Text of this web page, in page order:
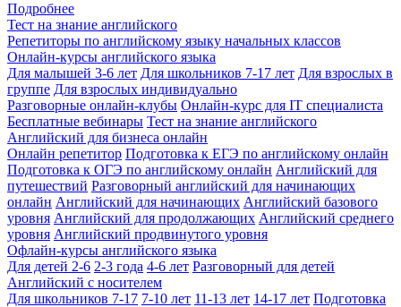
Подробнее
Тест на знание английского
Репетиторы по английскому языку начальных классов
Онлайн-курсы английского языка
Для малышей 3-6 лет Для школьников 7-17 лет Для взрослых в
группе Для взрослых индивидуально
Разговорные онлайн-клубы Онлайн-курс для IT специалиста
Бесплатные вебинары Тест на знание английского
Английский для бизнеса онлайн
Онлайн репетитор Подготовка к ЕГЭ по английскому онлайн
Подготовка к ОГЭ по английскому онлайн Английский для
путешествий Разговорный английский для начинающих
онлайн Английский для начинающих Английский базового
уровня Английский для продолжающих Английский среднего
уровня Английский продвинутого уровня
Офлайн-курсы английского языка
Для детей 2-6 2-3 года 4-6 лет Разговорный для детей
Английский с носителем
Для школьников 7-17 7-10 лет 11-13 лет 14-17 лет Подготовка